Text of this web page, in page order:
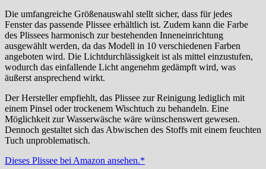
Die umfangreiche Größenauswahl stellt sicher, dass für jedes
Fenster das passende Plissee erhältlich ist. Zudem kann die Farbe
des Plissees harmonisch zur bestehenden Inneneinrichtung
ausgewählt werden, da das Modell in 10 verschiedenen Farben
angeboten wird. Die Lichtdurchlässigkeit ist als mittel einzustufen,
wodurch das einfallende Licht angenehm gedämpft wird, was
äußerst ansprechend wirkt.
Der Hersteller empfiehlt, das Plissee zur Reinigung lediglich mit
einem Pinsel oder trockenem Wischtuch zu behandeln. Eine
Möglichkeit zur Wasserwäsche wäre wünschenswert gewesen.
Dennoch gestaltet sich das Abwischen des Stoffs mit einem feuchten
Tuch unproblematisch.
Dieses Plissee bei Amazon ansehen.*